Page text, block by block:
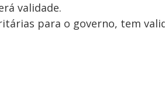
validade.
para o governo, tem